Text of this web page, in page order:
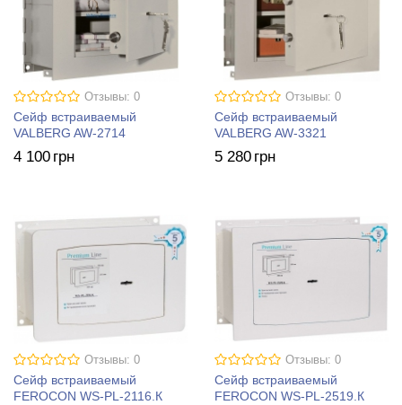
Отзывы: 0
Сейф встраиваемый
VALBERG AW-2714
4 100 грн
Отзывы: 0
Сейф встраиваемый
VALBERG AW-3321
5 280 грн
Отзывы: 0
Сейф встраиваемый
FEROCON WS-PL-2116.К
Отзывы: 0
Сейф встраиваемый
FEROCON WS-PL-2519.К